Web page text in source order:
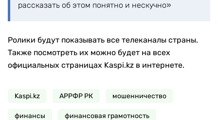
рассказать об этом понятно и нескучно»
Ролики будут показывать все телеканалы страны.
Также посмотреть их можно будет на всех
официальных страницах Kaspi.kz в интернете.
Kaspi.kz АРРФР РК мошенничество
финансы финансовая грамотность